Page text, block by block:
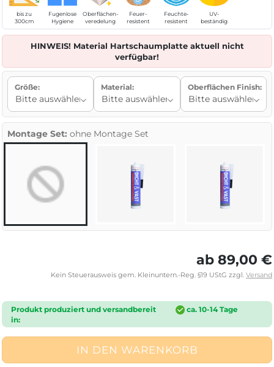
bis zu
300cm
Fugenlose
Hygiene
Oberflächen-
veredelung
Feuer-
resistent
Feuchte-
resistent
UV-
beständig
HINWEIS! Material Hartschaumplatte aktuell nicht
verfügbar!
Größe: Material: Oberflächen Finish:
Montage Set: ohne Montage Set
ab 89,00 €
Kein Steuerausweis gem. Kleinuntern.-Reg. §19 UStG zzgl. Versand
Produkt produziert und versandbereit
in:
ca. 10-14 Tage